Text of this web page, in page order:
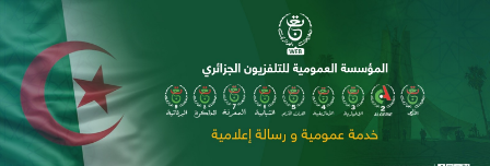
Aller au contenu principal